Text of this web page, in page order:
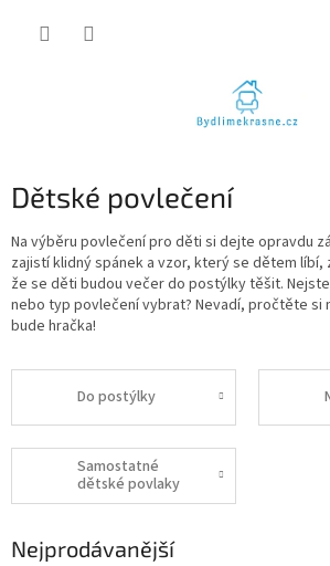
Dětské povlečení
Na výběru povlečení pro děti si dejte opravdu
zajistí klidný spánek a vzor, který se dětem líbí,
že se děti budou večer do postýlky těšit.
nebo typ povlečení vybrat? Nevadí, pročtěte si
bude hračka!
Do postýlky
Samostatné
dětské povlaky
Nejprodávanější